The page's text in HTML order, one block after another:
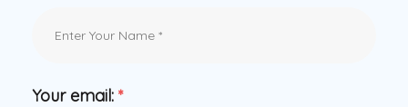
Your email: *